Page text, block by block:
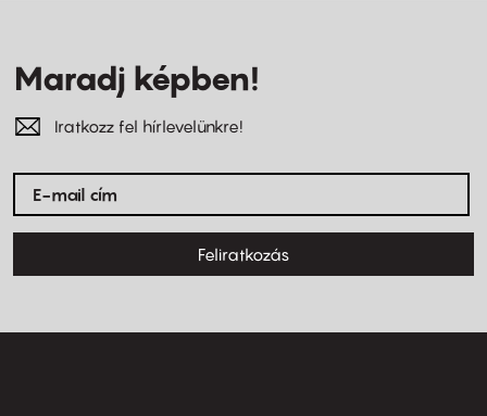
Maradj képben!
Iratkozz fel hírlevelünkre!
Feliratkozás